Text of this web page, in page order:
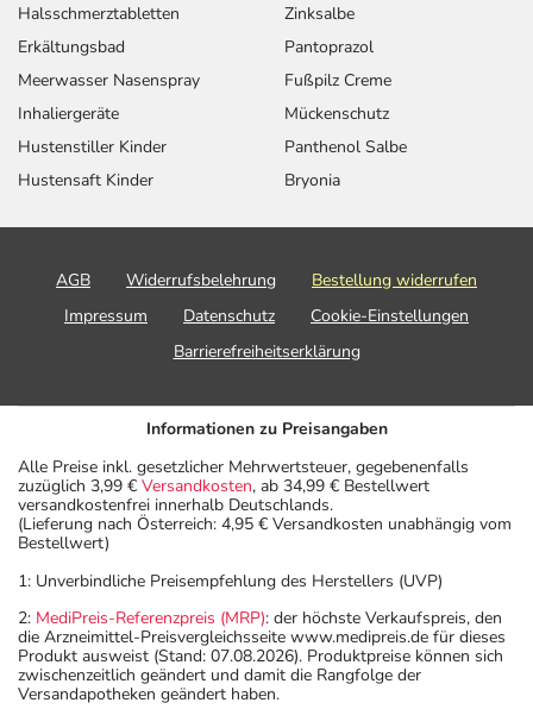
Halsschmerztabletten
Erkältungsbad
Meerwasser Nasenspray
Inhaliergeräte
Hustenstiller Kinder
Hustensaft Kinder
Zinksalbe
Pantoprazol
Fußpilz Creme
Mückenschutz
Panthenol Salbe
Bryonia
AGB Widerrufsbelehrung
Bestellung widerrufen
Impressum
Datenschutz
Cookie-Einstellungen
Barrierefreiheitserklärung
Informationen zu Preisangaben
Alle Preise inkl. gesetzlicher Mehrwertsteuer, gegebenenfalls
zuzüglich 3,99 € Versandkosten, ab 34,99 € Bestellwert
versandkostenfrei innerhalb Deutschlands.
(Lieferung nach Österreich: 4,95 € Versandkosten unabhängig vom
Bestellwert)
1: Unverbindliche Preisempfehlung des Herstellers (UVP)
2: MediPreis-Referenzpreis (MRP): der höchste Verkaufspreis, den
die Arzneimittel-Preisvergleichsseite www.medipreis.de für dieses
Produkt ausweist (Stand: 07.08.2026). Produktpreise können sich
zwischenzeitlich geändert und damit die Rangfolge der
Versandapotheken geändert haben.